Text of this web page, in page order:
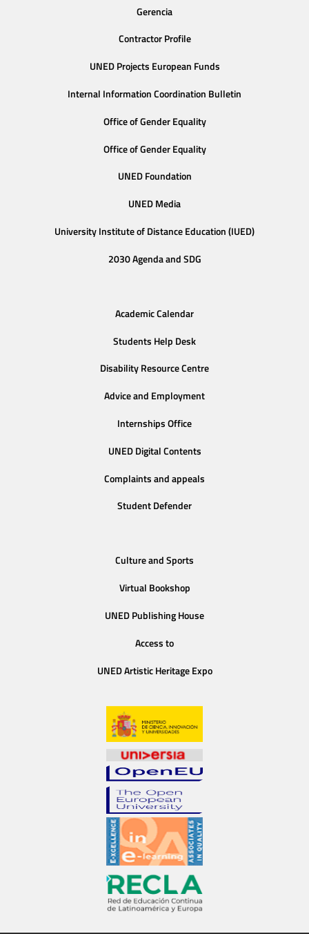
Gerencia
Contractor Profile
UNED Projects European Funds
Internal Information Coordination Bulletin
Office of Gender Equality
Office of Gender Equality
UNED Foundation
UNED Media
University Institute of Distance Education (IUED)
2030 Agenda and SDG
Academic Calendar
Students Help Desk
Disability Resource Centre
Advice and Employment
Internships Office
UNED Digital Contents
Complaints and appeals
Student Defender
Culture and Sports
Virtual Bookshop
UNED Publishing House
Access to
UNED Artistic Heritage Expo